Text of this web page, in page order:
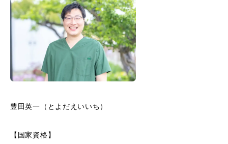
豊田英一（とよだえいいち）
【国家資格】